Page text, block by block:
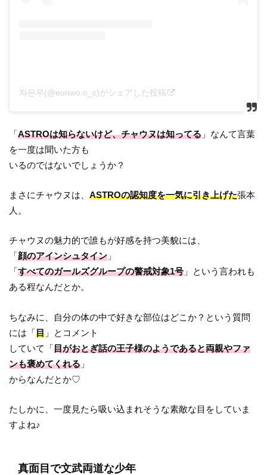
차은우(@eunwo.o_c)がシェアした投稿
「ASTROは知らないけど、チャウヌは知ってる 」なんて言葉
を一度は聞いた方も
いるのではないでしょうか？
まさにチャウヌは、ASTROの認知度を一気に引き上げた張本
人。
チャウヌの魅力的で誰もが好感を持つ美貌には、
「顔のアインシュタイン 」
「すべてのガールズグループの警戒対象1号 」という言われも
ある程なんだとか。
ちなみに、自分の体の中で好きな部位はどこか？という質問
には「目 」とコメント
していて「目がおとぎ話の王子様のようであると両親やファ
ンも褒めてくれる 」
からなんだとか♡
たしかに、一度見たら吸い込まれそうな素敵な目をしていま
すよね♪
真面目で文武両道な少年